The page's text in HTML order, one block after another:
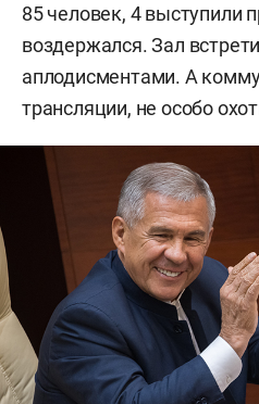
85 человек, 4 выступили
воздержался. Зал
аплодисментами. А
трансляции, не особо